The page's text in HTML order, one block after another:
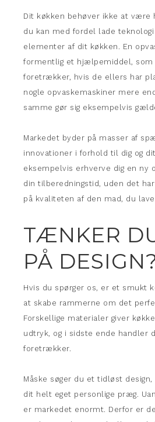
Dit køkken behøver ikke at være
du kan med fordel lade
elementer af dit køkken. En
formentlig et hjælpemiddel, som
foretrækker, hvis de ellers har
nogle opvaskemaskiner mere
samme gør sig eksempelvis
Markedet byder på masser af
innovationer i forhold til dig og
eksempelvis erhverve dig en ny
din tilberedningstid, uden det
på kvaliteten af den mad, du
TÆNKER
PÅ
Hvis du spørger os, er et smukt
at skabe rammerne om det
Forskellige materialer giver
udtryk, og i sidste ende handler
foretrækker.
Måske søger du et tidløst
dit helt eget personlige præg.
er markedet enormt. Derfor er